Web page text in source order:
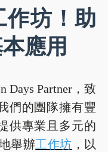
作坊！助
應用
Days Partner，致
們的團隊擁有豐
供專業且多元的
舉辦工作坊 ，以